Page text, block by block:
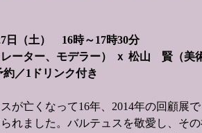
日（土） 16時～17時30分
ーター、モデラー） ｘ 松山 賢（美
／1ドリンク付き
が亡くなって16年、2014年の回顧展
れました。バルテュスを敬愛し、そ